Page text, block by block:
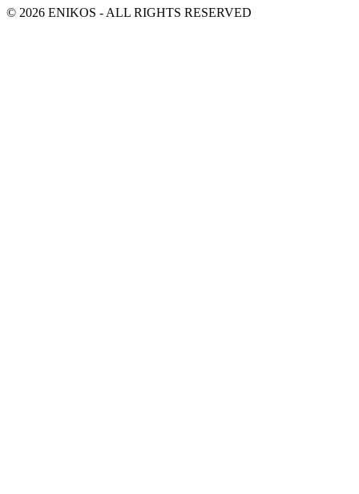
© 2026 ENIKOS - ALL RIGHTS RESERVED